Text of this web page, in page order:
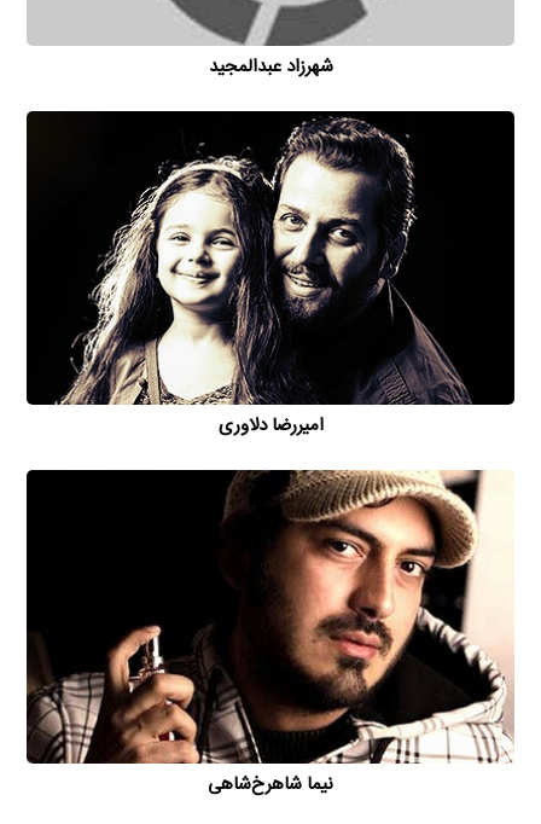
شهرزاد عبدالمجید
امیررضا دلاوری
نیما شاهرخ‌شاهی